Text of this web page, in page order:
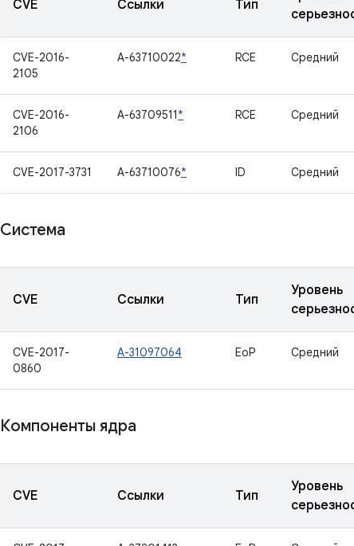
CVE Ссылки Тип
CVE-2016-
2105
A-63710022* RCE Средний
CVE-2016-
2106
A-63709511* RCE Средний
CVE-2017-3731 A-63710076* ID Средний
Система
CVE Ссылки Тип
Уровень
CVE-2017-
0860
A-31097064 EoP Средний
Компоненты ядра
CVE Ссылки Тип
Уровень